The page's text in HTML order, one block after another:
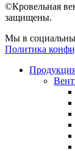
©Кровельная
защищены.
Мы в
Политика